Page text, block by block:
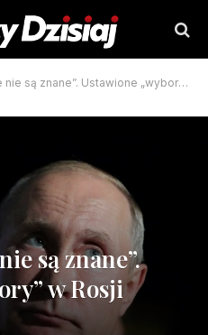
Ustawione „wybory” w Rosji mogą zaskoczyć
są znane”.
w Rosji